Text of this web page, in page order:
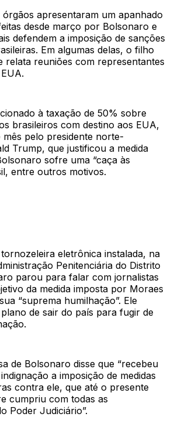
apresentaram um apanhado
desde março por Bolsonaro e
defendem a imposição de sanções
Em algumas delas, o filho
relata reuniões com representantes
à taxação de 50% sobre
brasileiros com destino aos EUA,
mês pelo presidente norte-
Trump, que justificou a medida
sofre uma “caça às
entre outros motivos.
eletrônica instalada, na
Penitenciária do Distrito
parou para falar com jornalistas
da medida imposta por Moraes
“suprema humilhação”. Ele
de sair do país para fugir de
de Bolsonaro disse que “recebeu
a imposição de medidas
contra ele, que até o presente
cumpriu com todas as
Poder Judiciário”.